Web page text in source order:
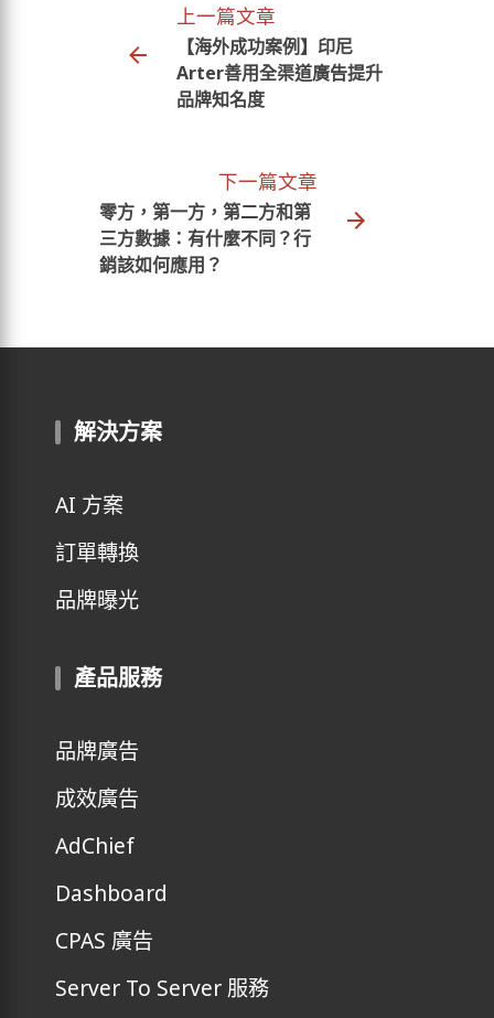
上一篇文章
【海外成功案例】印尼
Arter善用全渠道廣告提升
品牌知名度
下一篇文章
零方，第一方，第二方和第
三方數據：有什麼不同？行
銷該如何應用？
解決方案
AI 方案
訂單轉換
品牌曝光
產品服務
品牌廣告
成效廣告
AdChief
Dashboard
CPAS 廣告
Server To Server 服務